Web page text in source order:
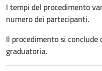
I tempi del procedimento
numero dei partecipanti.
Il procedimento si conclude
graduatoria.